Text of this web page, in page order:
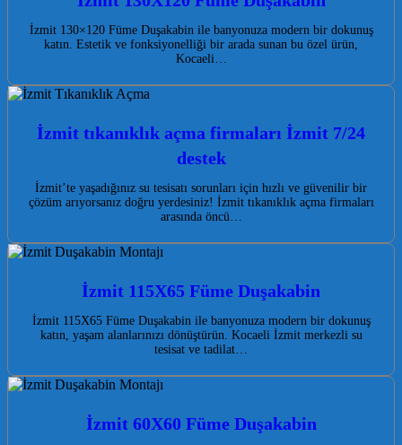
İzmit 130×120 Füme Duşakabin ile banyonuza modern bir dokunuş
katın. Estetik ve fonksiyonelliği bir arada sunan bu özel ürün,
Kocaeli…
İzmit tıkanıklık açma firmaları İzmit 7/24
destek
İzmit’te yaşadığınız su tesisatı sorunları için hızlı ve güvenilir bir
çözüm arıyorsanız doğru yerdesiniz! İzmit tıkanıklık açma firmaları
arasında öncü…
İzmit 115X65 Füme Duşakabin
İzmit 115X65 Füme Duşakabin ile banyonuza modern bir dokunuş
katın, yaşam alanlarınızı dönüştürün. Kocaeli İzmit merkezli su
tesisat ve tadilat…
İzmit 60X60 Füme Duşakabin